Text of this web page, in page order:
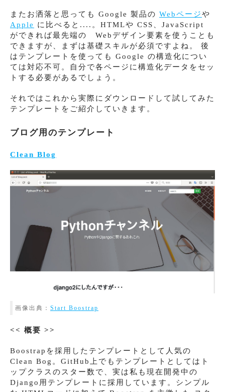
またお洒落と思っても Google 製品の Webページや
Apple
に比べると....。HTMLや CSS、JavaScript
ができれば最先端の Webデザイン要素を使うことも
できますが、まずは基礎スキルが必須ですよね。 後
はテンプレートを使っても Google の構造化につい
ては対応不可。自分で各ページに構造化データをセッ
トする必要があるでしょう。
それではこれから実際にダウンロードして試してみた
テンプレートをご紹介していきます。
ブログ用のテンプレート
Clean Blog
画像出典： Start Boostrap
<< 概要 >>
Boostrapを採用したテンプレートとして人気の
Clean Bog。GitHub上でもテンプレートとしてはト
ップクラスのスター数で、実は私も現在開発中の
Django用テンプレートに採用しています。シンプル